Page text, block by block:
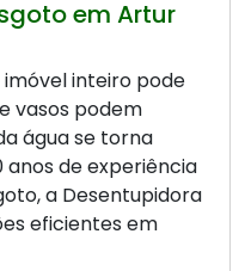
em Artur
inteiro pode
vasos podem
água se torna
anos de experiência
a Desentupidora
eficientes em